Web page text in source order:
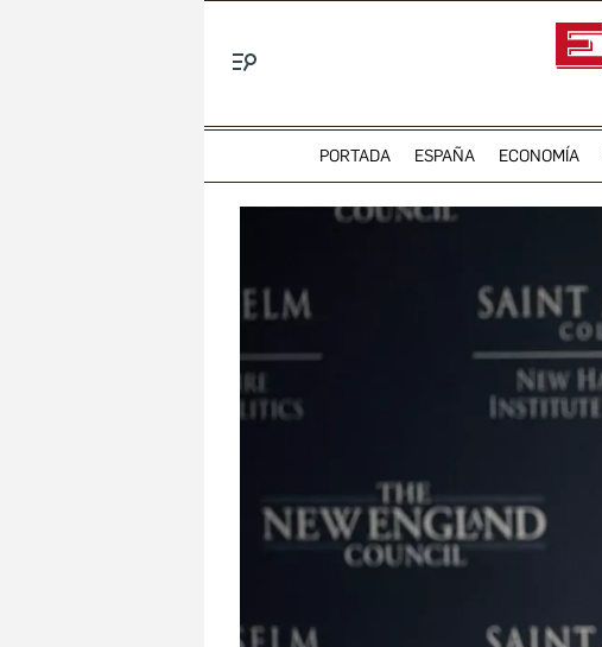
PORTADA ESPAÑA ECONOMÍA